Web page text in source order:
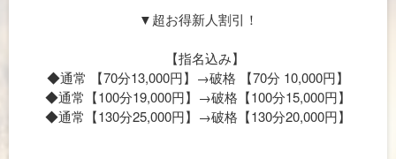
▼超お得新人割引！
【指名込み】
◆通常 【70分13,000円】→破格 【70分 10,000円】
◆通常【100分19,000円】→破格【100分15,000円】
◆通常【130分25,000円】→破格【130分20,000円】